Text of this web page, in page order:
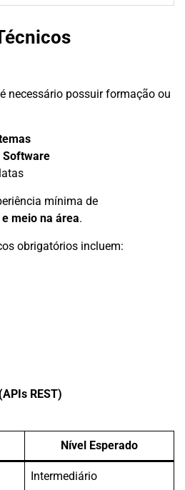
necessário possuir formação ou
Software
mínima de
e meio na área.
obrigatórios incluem:
REST)
Nível Esperado
Intermediário